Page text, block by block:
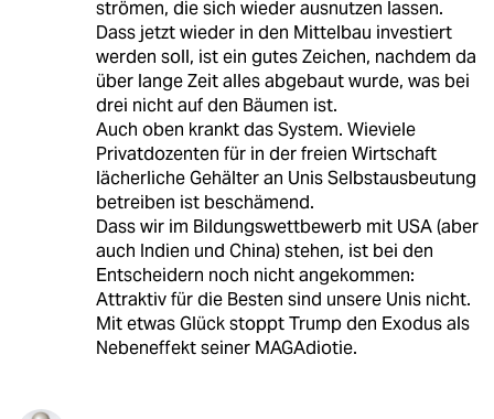
strömen, die sich wieder ausnutzen lassen.
Dass jetzt wieder in den Mittelbau investiert
werden soll, ist ein gutes Zeichen, nachdem da
über lange Zeit alles abgebaut wurde, was bei
drei nicht auf den Bäumen ist.
Auch oben krankt das System. Wieviele
Privatdozenten für in der freien Wirtschaft
lächerliche Gehälter an Unis Selbstausbeutung
betreiben ist beschämend.
Dass wir im Bildungswettbewerb mit USA (aber
auch Indien und China) stehen, ist bei den
Entscheidern noch nicht angekommen:
Attraktiv für die Besten sind unsere Unis nicht.
Mit etwas Glück stoppt Trump den Exodus als
Nebeneffekt seiner MAGAdiotie.